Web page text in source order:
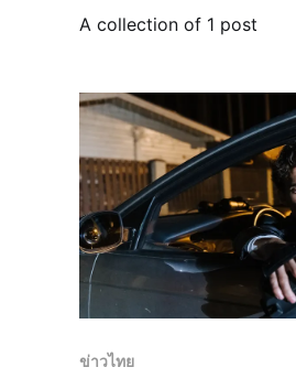
A collection of 1 post
ข่าวไทย